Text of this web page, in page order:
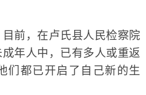
前，在卢氏县人民检察院
年人中，已有多人或重返
们都已开启了自己新的生